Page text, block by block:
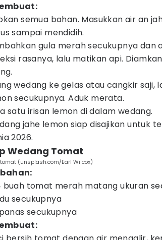
semua bahan. Masukkan air an
sampai mendidih.
gula merah secukupnya dan
rasanya, lalu matikan api.
wedang ke gelas atau cangkir saji,
secukupnya. Aduk merata.
satu irisan lemon di dalam wedang.
jahe lemon siap disajikan untuk
2026.
Wedang Tomat
(unsplash.com/Earl Wilcox)
buah tomat merah matang ukuran
secukupnya
secukupnya